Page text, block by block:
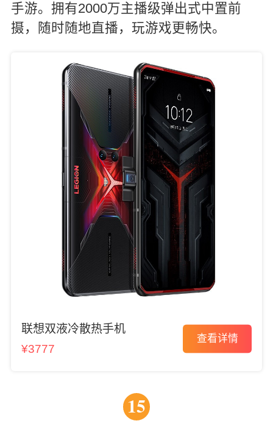
手游。拥有2000万主播级弹出式中置前
摄，随时随地直播，玩游戏更畅快。
联想双液冷散热手机
¥3777
查看详情
15